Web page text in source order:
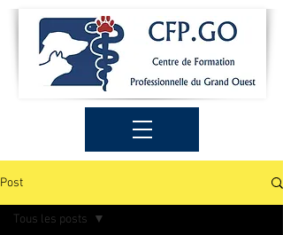
Post
Tous les posts